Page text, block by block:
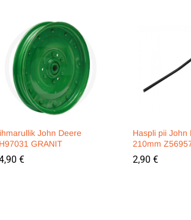
John Deere
GRANIT
€
Haspli pii John
210mm
2,90 €